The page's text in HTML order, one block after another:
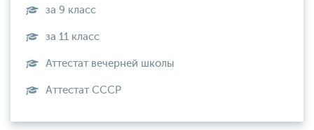
за 9 класс
за 11 класс
Аттестат вечерней школы
Aттестат СССР